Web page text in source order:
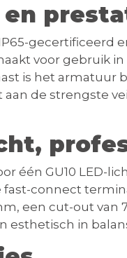
gecertificeerd
voor gebruik in
is het armatuur
aan de strengste
één GU10 LED-
fast-connect
, een cut-out van
esthetisch in